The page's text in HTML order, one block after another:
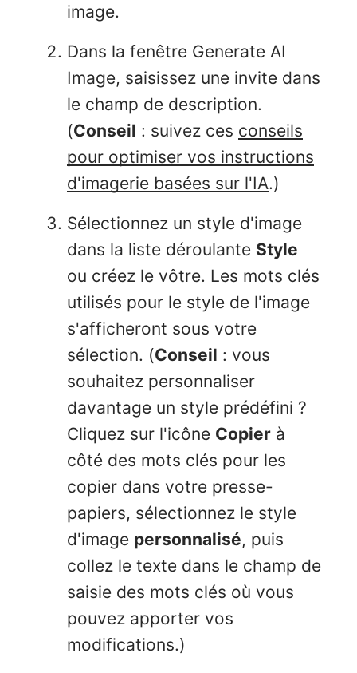
image.
Dans la fenêtre Generate AI
Image, saisissez une invite dans
le champ de description.
(Conseil : suivez ces conseils
pour optimiser vos instructions
d'imagerie basées sur l'IA.)
Sélectionnez un style d'image
dans la liste déroulante Style
ou créez le vôtre. Les mots clés
utilisés pour le style de l'image
s'afficheront sous votre
sélection. (Conseil : vous
souhaitez personnaliser
davantage un style prédéfini ?
Cliquez sur l'icône Copier à
côté des mots clés pour les
copier dans votre presse-
papiers, sélectionnez le style
d'image personnalisé, puis
collez le texte dans le champ de
saisie des mots clés où vous
pouvez apporter vos
modifications.)